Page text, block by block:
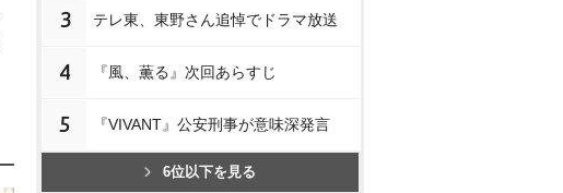
3 テレ東、東野さん追悼でドラマ放送
4 『風、薫る』次回あらすじ
5 『VIVANT』公安刑事が意味深発言
6位以下を見る